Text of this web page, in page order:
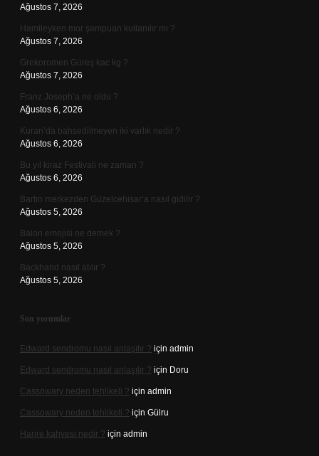
Ağustos 7, 2026
Hamileyken mor şampuan kullanılır mı ?
Ağustos 7, 2026
Grekoromen Güreş kac kg ?
Ağustos 7, 2026
Franz Joseph’a ne oldu ?
Ağustos 6, 2026
Kuran’da bahsedilmeyen iki varlık nedir ?
Ağustos 6, 2026
Bu yıl kiraz Festivali ne zaman ?
Ağustos 6, 2026
Bartın merkezden Güzelcehisar’a nasıl gidilir ?
Ağustos 5, 2026
Balon emojisi ne demek ?
Ağustos 5, 2026
Backhand nasıl atılır ?
Ağustos 5, 2026
Son yorumlar
Edward sendromu nasıl anlaşılır ? için admin
Edward sendromu nasıl anlaşılır ? için Doru
Cassowary neden tehlikeli ? için admin
Cassowary neden tehlikeli ? için Gülru
Harire kahvesi nedir ? için admin